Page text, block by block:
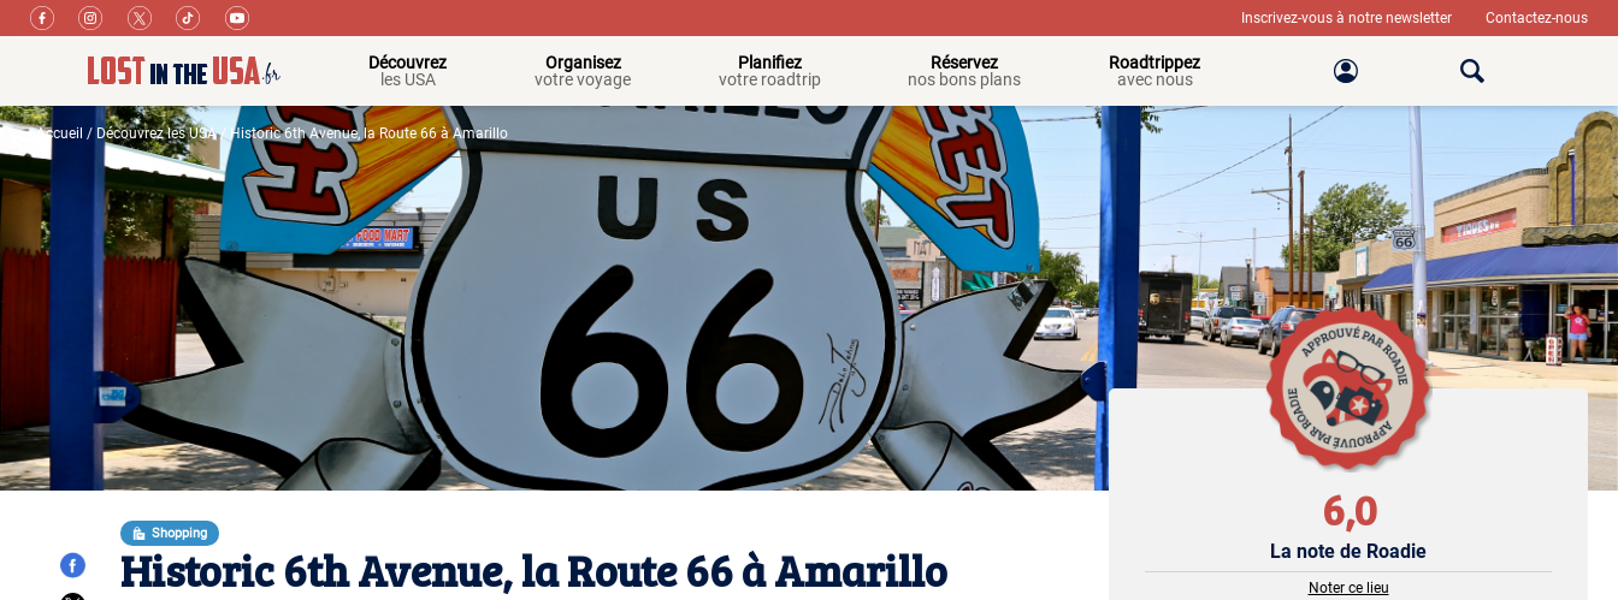
Inscrivez-vous à notre newsletter Contactez-nous
Découvrez
les USA
Organisez
votre voyage
Planifiez
votre roadtrip
Réservez
nos bons plans
Roadtrippez
avec nous
Accueil / Découvrez les USA/ Historic 6th Avenue, la Route 66 à Amarillo
Shopping
Historic 6th Avenue, la Route 66 à Amarillo
6,0
La note de Roadie
Noter ce lieu